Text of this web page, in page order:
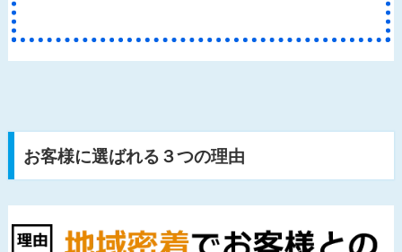
お客様に選ばれる３つの理由